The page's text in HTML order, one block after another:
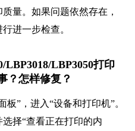
量。如果问题依然存在，
进一步检查。
LBP3018/LBP3050打印
？怎样修复？
”，进入“设备和打印机”。
择“查看正在打印的内